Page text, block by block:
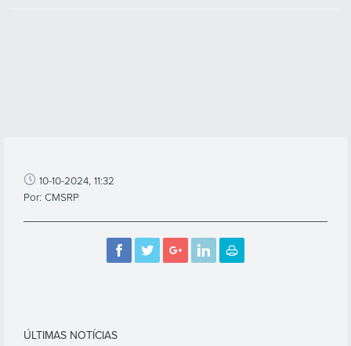
10-10-2024, 11:32
Por: CMSRP
ÚLTIMAS NOTÍCIAS